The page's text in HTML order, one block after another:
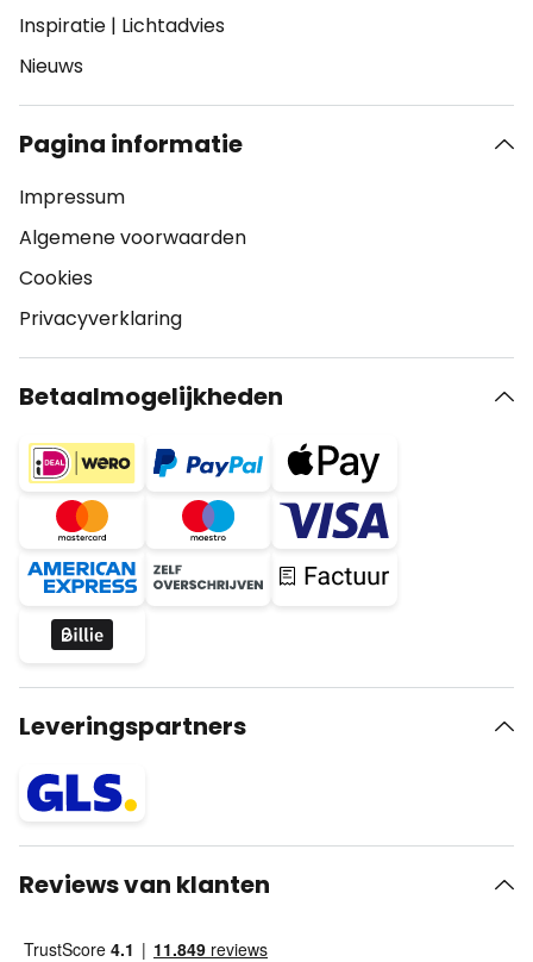
Inspiratie | Lichtadvies
Nieuws
Pagina informatie
Impressum
Algemene voorwaarden
Cookies
Privacyverklaring
Betaalmogelijkheden
Leveringspartners
Reviews van klanten